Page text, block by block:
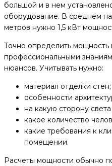
большой и в нем
оборудование. В среднем
метров нужно 1,5 кВт
Точно определить
профессиональными
нюансов. Учитывать нужно:
материал отделки стен;
особенности
на какую сторону
какое количество
какие требования к
помещении.
Расчеты мощности обычно